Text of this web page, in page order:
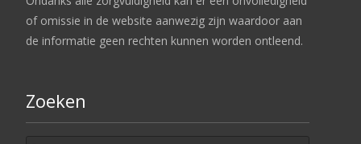
of omissie in de website aanwezig zijn waardoor aan
de informatie geen rechten kunnen worden ontleend.
Zoeken